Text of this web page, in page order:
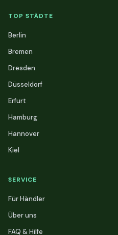
TOP STÄDTE
Berlin
Bremen
Dresden
Düsseldorf
Erfurt
Hamburg
Hannover
Kiel
SERVICE
Für Händler
Über uns
FAQ & Hilfe